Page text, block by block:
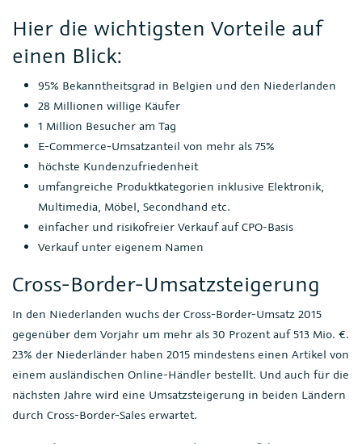
Hier die wichtigsten Vorteile auf
einen Blick:
95% Bekanntheitsgrad in Belgien und den Niederlanden
28 Millionen willige Käufer
1 Million Besucher am Tag
E-Commerce-Umsatzanteil von mehr als 75%
höchste Kundenzufriedenheit
umfangreiche Produktkategorien inklusive Elektronik,
Multimedia, Möbel, Secondhand etc.
einfacher und risikofreier Verkauf auf CPO-Basis
Verkauf unter eigenem Namen
Cross-Border-Umsatzsteigerung
In den Niederlanden wuchs der Cross-Border-Umsatz 2015
gegenüber dem Vorjahr um mehr als 30 Prozent auf 513 Mio. €.
23% der Niederländer haben 2015 mindestens einen Artikel von
einem ausländischen Online-Händler bestellt. Und auch für die
nächsten Jahre wird eine Umsatzsteigerung in beiden Ländern
durch Cross-Border-Sales erwartet.